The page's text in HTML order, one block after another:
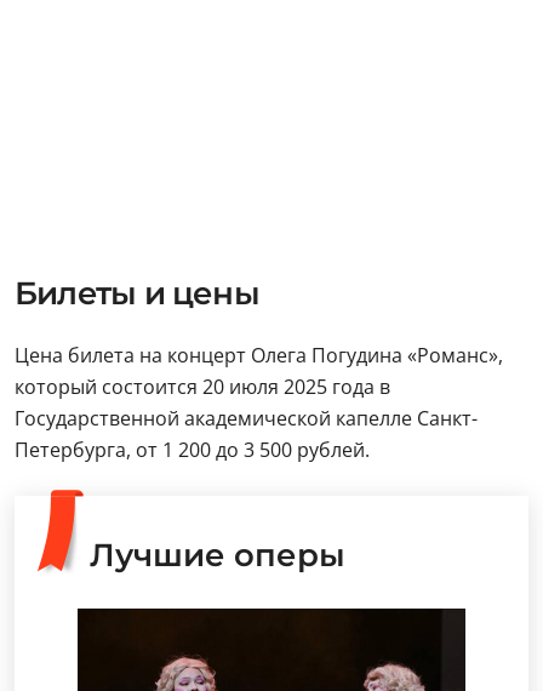
Билеты и цены
Цена билета на концерт Олега Погудина «Романс»,
который состоится 20 июля 2025 года в
Государственной академической капелле Санкт-
Петербурга, от 1 200 до 3 500 рублей.
Лучшие оперы